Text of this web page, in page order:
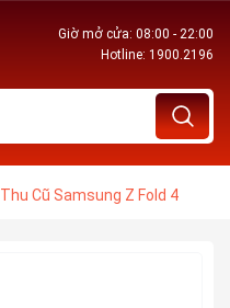
Giờ mở cửa: 08:00 - 22:00
Hotline: 1900.2196
Thu Cũ Samsung Z Fold 4